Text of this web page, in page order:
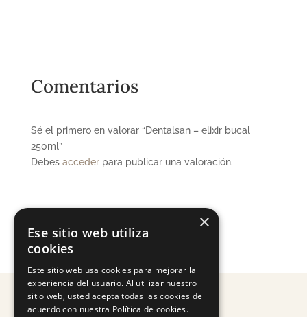
Comentarios
Sé el primero en valorar “Dentalsan – elixir bucal
250ml”
Debes accederpara publicar una valoración.
×
Ese sitio web utiliza
cookies
Este sitio web usa cookies para mejorar la
experiencia del usuario. Al utilizar nuestro
sitio web, usted acepta todas las cookies de
acuerdo con nuestra Política de cookies.